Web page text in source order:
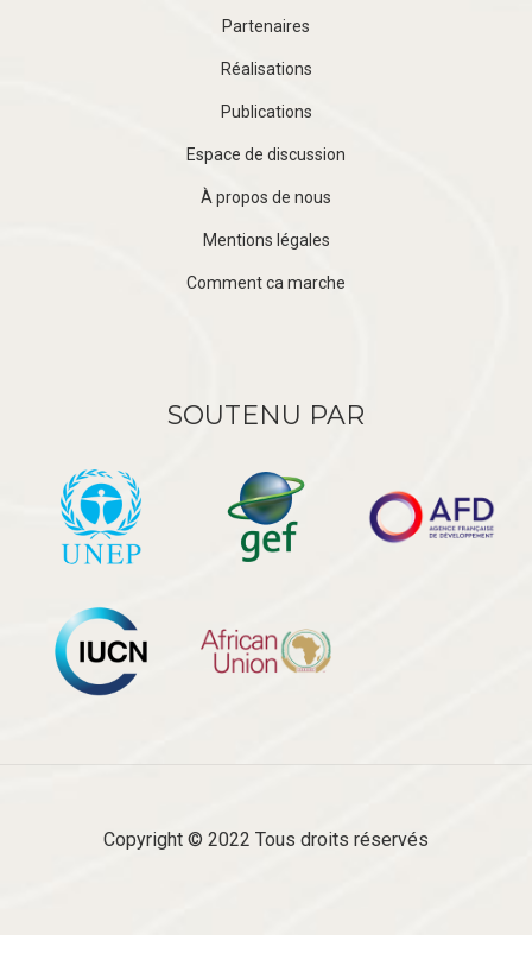
Partenaires
Réalisations
Publications
Espace de discussion
À propos de nous
Mentions légales
Comment ca marche
SOUTENU PAR
Copyright © 2022 Tous droits réservés